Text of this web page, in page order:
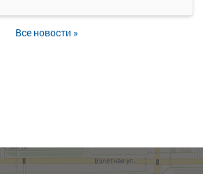
Все новости »